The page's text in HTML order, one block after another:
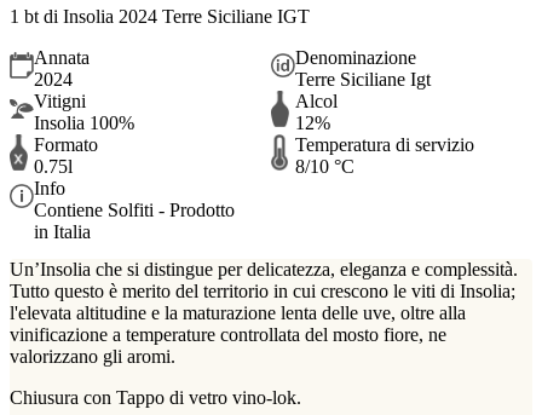
1 bt di Insolia 2024 Terre Siciliane IGT
Annata
2024
Denominazione
Terre Siciliane Igt
Vitigni
Insolia 100%
Alcol
12%
Formato
0.75l
Temperatura di servizio
8/10 °C
Info
Contiene Solfiti - Prodotto
in Italia
Un’Insolia che si distingue per delicatezza, eleganza e complessità.
Tutto questo è merito del territorio in cui crescono le viti di Insolia;
l'elevata altitudine e la maturazione lenta delle uve, oltre alla
vinificazione a temperature controllata del mosto fiore, ne
valorizzano gli aromi.
Chiusura con Tappo di vetro vino-lok.